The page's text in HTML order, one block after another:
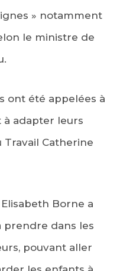
» notamment
le ministre de
ont été appelées à
à adapter leurs
Catherine
Borne a
prendre dans les
pouvant aller